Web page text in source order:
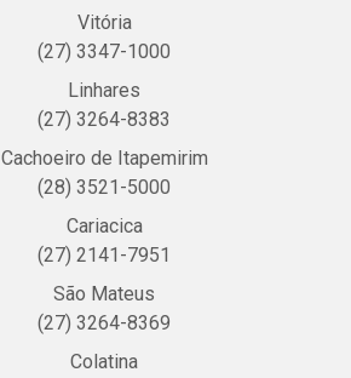
Vitória
(27) 3347-1000
Linhares
(27) 3264-8383
Cachoeiro de Itapemirim
(28) 3521-5000
Cariacica
(27) 2141-7951
São Mateus
(27) 3264-8369
Colatina